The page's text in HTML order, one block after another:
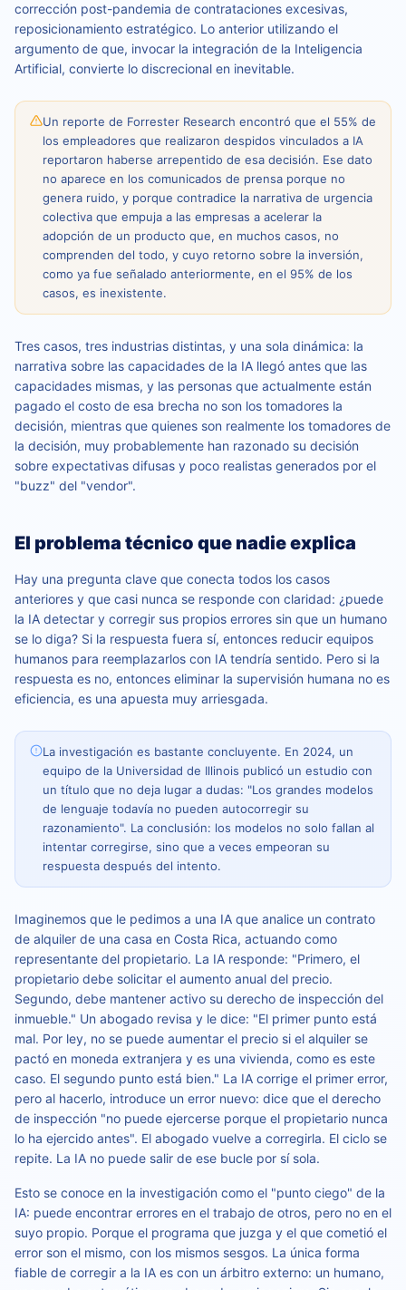
corrección post-pandemia de contrataciones excesivas,
reposicionamiento estratégico. Lo anterior utilizando el
argumento de que, invocar la integración de la Inteligencia
Artificial, convierte lo discrecional en inevitable.
Un reporte de Forrester Research encontró que el 55% de
los empleadores que realizaron despidos vinculados a IA
reportaron haberse arrepentido de esa decisión. Ese dato
no aparece en los comunicados de prensa porque no
genera ruido, y porque contradice la narrativa de urgencia
colectiva que empuja a las empresas a acelerar la
adopción de un producto que, en muchos casos, no
comprenden del todo, y cuyo retorno sobre la inversión,
como ya fue señalado anteriormente, en el 95% de los
casos, es inexistente.
Tres casos, tres industrias distintas, y una sola dinámica: la
narrativa sobre las capacidades de la IA llegó antes que las
capacidades mismas, y las personas que actualmente están
pagado el costo de esa brecha no son los tomadores la
decisión, mientras que quienes son realmente los tomadores de
la decisión, muy probablemente han razonado su decisión
sobre expectativas difusas y poco realistas generados por el
"buzz" del "vendor".
El problema técnico que nadie explica
Hay una pregunta clave que conecta todos los casos
anteriores y que casi nunca se responde con claridad: ¿puede
la IA detectar y corregir sus propios errores sin que un humano
se lo diga? Si la respuesta fuera sí, entonces reducir equipos
humanos para reemplazarlos con IA tendría sentido. Pero si la
respuesta es no, entonces eliminar la supervisión humana no es
eficiencia, es una apuesta muy arriesgada.
La investigación es bastante concluyente. En 2024, un
equipo de la Universidad de Illinois publicó un estudio con
un título que no deja lugar a dudas: "Los grandes modelos
de lenguaje todavía no pueden autocorregir su
razonamiento". La conclusión: los modelos no solo fallan al
intentar corregirse, sino que a veces empeoran su
respuesta después del intento.
Imaginemos que le pedimos a una IA que analice un contrato
de alquiler de una casa en Costa Rica, actuando como
representante del propietario. La IA responde: "Primero, el
propietario debe solicitar el aumento anual del precio.
Segundo, debe mantener activo su derecho de inspección del
inmueble." Un abogado revisa y le dice: "El primer punto está
mal. Por ley, no se puede aumentar el precio si el alquiler se
pactó en moneda extranjera y es una vivienda, como es este
caso. El segundo punto está bien." La IA corrige el primer error,
pero al hacerlo, introduce un error nuevo: dice que el derecho
de inspección "no puede ejercerse porque el propietario nunca
lo ha ejercido antes". El abogado vuelve a corregirla. El ciclo se
repite. La IA no puede salir de ese bucle por sí sola.
Esto se conoce en la investigación como el "punto ciego" de la
IA: puede encontrar errores en el trabajo de otros, pero no en el
suyo propio. Porque el programa que juzga y el que cometió el
error son el mismo, con los mismos sesgos. La única forma
fiable de corregir a la IA es con un árbitro externo: un humano,